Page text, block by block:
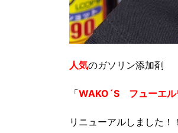
人気のガソリン添加剤
「WAKO´S フューエル
リニューアルしました！